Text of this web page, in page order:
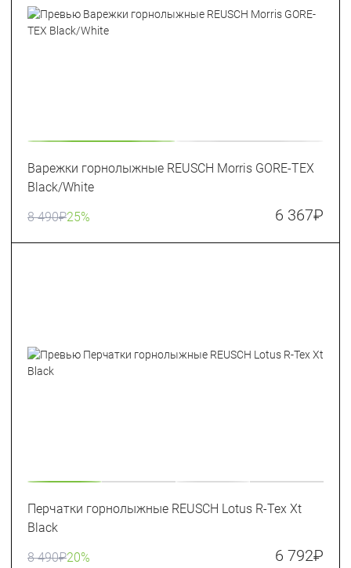
Варежки горнолыжные REUSCH Morris GORE-TEX
Black/White
8 490₽25% 6 367₽
Перчатки горнолыжные REUSCH Lotus R-Tex Xt
Black
8 490₽20% 6 792₽